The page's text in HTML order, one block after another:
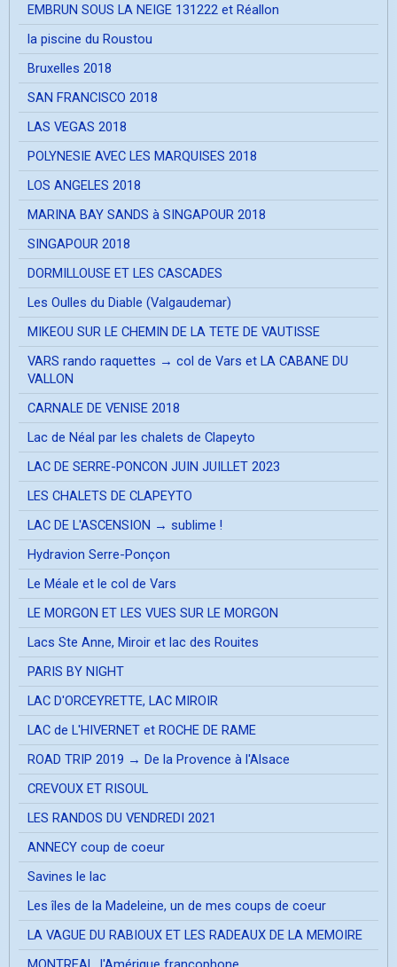
EMBRUN SOUS LA NEIGE 131222 et Réallon
la piscine du Roustou
Bruxelles 2018
SAN FRANCISCO 2018
LAS VEGAS 2018
POLYNESIE AVEC LES MARQUISES 2018
LOS ANGELES 2018
MARINA BAY SANDS à SINGAPOUR 2018
SINGAPOUR 2018
DORMILLOUSE ET LES CASCADES
Les Oulles du Diable (Valgaudemar)
MIKEOU SUR LE CHEMIN DE LA TETE DE VAUTISSE
VARS rando raquettes → col de Vars et LA CABANE DU
VALLON
CARNALE DE VENISE 2018
Lac de Néal par les chalets de Clapeyto
LAC DE SERRE-PONCON JUIN JUILLET 2023
LES CHALETS DE CLAPEYTO
LAC DE L'ASCENSION → sublime !
Hydravion Serre-Ponçon
Le Méale et le col de Vars
LE MORGON ET LES VUES SUR LE MORGON
Lacs Ste Anne, Miroir et lac des Rouites
PARIS BY NIGHT
LAC D'ORCEYRETTE, LAC MIROIR
LAC de L'HIVERNET et ROCHE DE RAME
ROAD TRIP 2019 → De la Provence à l'Alsace
CREVOUX ET RISOUL
LES RANDOS DU VENDREDI 2021
ANNECY coup de coeur
Savines le lac
Les îles de la Madeleine, un de mes coups de coeur
LA VAGUE DU RABIOUX ET LES RADEAUX DE LA MEMOIRE